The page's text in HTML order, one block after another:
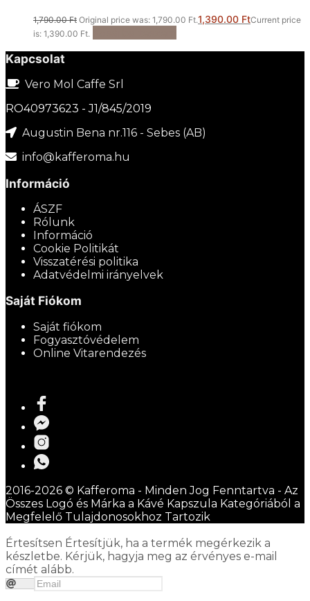
1,790.00Ft Original price was: 1,790.00 Ft.1,390.00 FtCurrent price
is: 1,390.00 Ft.
Kapcsolat
Vero Mol Caffe Srl
RO40973623 - J1/845/2019
Augustin Bena nr.116 - Sebes (AB)
info@kafferoma.hu
Információ
ÁSZF
Rólunk
Információ
Cookie Politikát
Visszatérési politika
Adatvédelmi irányelvek
Saját Fiókom
Saját fiókom
Fogyasztóvédelem
Online Vitarendezés
2016-2026 © Kafferoma - Minden Jog Fenntartva - Az
Összes Logó és Márka a Kávé Kapszula Kategóriából a
Megfelelő Tulajdonosokhoz Tartozik
Értesítsen Értesítjük, ha a termék megérkezik a
készletbe. Kérjük, hagyja meg az érvényes e-mail
címét alább.